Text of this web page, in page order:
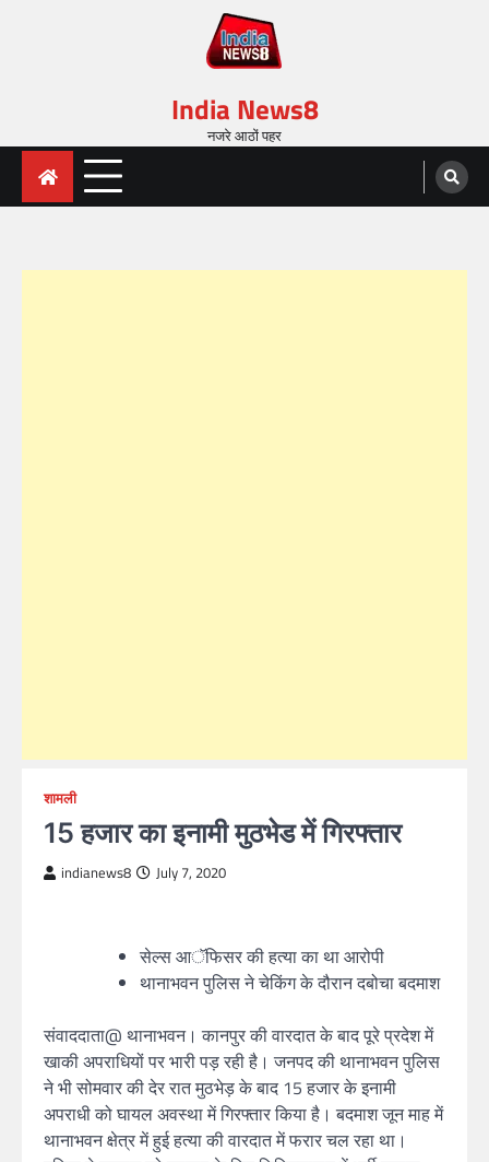
India News8
नजरे आठों पहर
शामली
15 हजार का इनामी मुठभेड में गिरफ्तार
indianews8 July 7, 2020
सेल्स आॅफिसर की हत्या का था आरोपी
थानाभवन पुलिस ने चेकिंग के दौरान दबोचा बदमाश
संवाददाता@ थानाभवन। कानपुर की वारदात के बाद पूरे प्रदेश में
खाकी अपराधियों पर भारी पड़ रही है। जनपद की थानाभवन पुलिस
ने भी सोमवार की देर रात मुठभेड़ के बाद 15 हजार के इनामी
अपराधी को घायल अवस्था में गिरफ्तार किया है। बदमाश जून माह में
थानाभवन क्षेत्र में हुई हत्या की वारदात में फरार चल रहा था।